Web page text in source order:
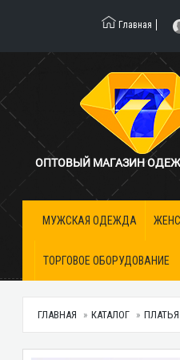
Главная
ОПТОВЫЙ МАГАЗИН
МУЖСКАЯ ОДЕЖДА
ТОРГОВОЕ ОБОРУДОВАНИЕ
ГЛАВНАЯ КАТАЛОГ